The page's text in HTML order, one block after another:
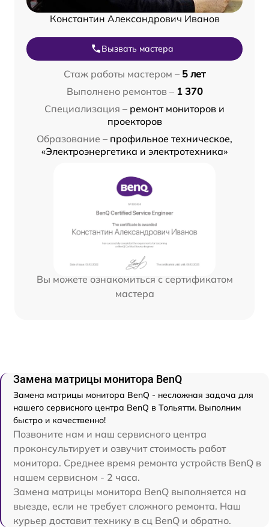
Константин Александрович Иванов
Вызвать мастера
Стаж работы мастером – 5 лет
Выполнено ремонтов – 1 370
Специализация – ремонт мониторов и
проекторов
Образование – профильное техническое,
«Электроэнергетика и электротехника»
Вы можете ознакомиться с сертификатом
мастера
Замена матрицы монитора BenQ
Замена матрицы монитора BenQ - несложная задача для
нашего сервисного центра BenQ в Тольятти. Выполним
быстро и качественно!
Позвоните нам и наш сервисного центра
проконсультирует и озвучит стоимость работ
монитора. Среднее время ремонта устройств BenQ в
нашем сервисном - 2 часа.
Замена матрицы монитора BenQ выполняется на
выезде, если не требует сложного ремонта. Наш
курьер доставит технику в сц BenQ и обратно.